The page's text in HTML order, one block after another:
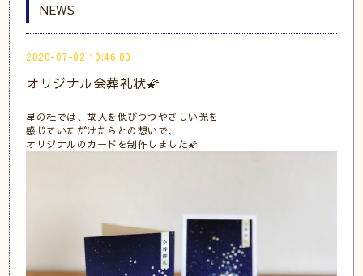
NEWS
2020-07-02 10:46:00
オリジナル会葬礼状🌠
星の杜では、故人を偲びつつやさしい光を
感じていただけたらとの想いで、
オリジナルのカードを制作しました🌠